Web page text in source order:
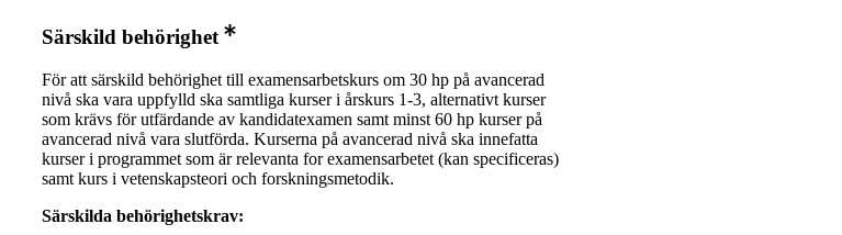
Särskild behörighet
För att särskild behörighet till examensarbetskurs om 30 hp på avancerad
nivå ska vara uppfylld ska samtliga kurser i årskurs 1-3, alternativt kurser
som krävs för utfärdande av kandidatexamen samt minst 60 hp kurser på
avancerad nivå vara slutförda. Kurserna på avancerad nivå ska innefatta
kurser i programmet som är relevanta for examensarbetet (kan specificeras)
samt kurs i vetenskapsteori och forskningsmetodik.
Särskilda behörighetskrav: